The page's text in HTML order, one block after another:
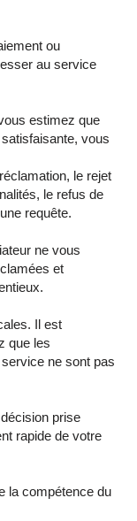
ou
au service
estimez que
vous
le rejet
le refus de
requête.
ne vous
et
Il est
que les
ne sont pas
prise
rapide de votre
la compétence du